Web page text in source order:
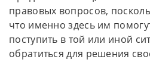
правовых вопросов,
что именно здесь им
поступить в той или иной
обратиться для решения